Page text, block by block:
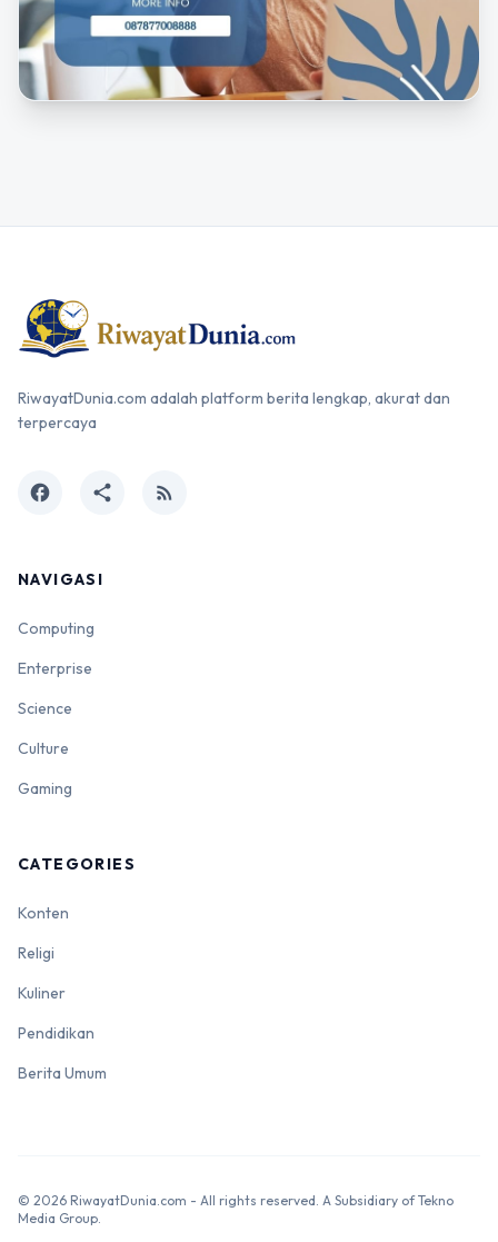
RiwayatDunia.com adalah platform berita lengkap, akurat dan
terpercaya
facebook share rss_feed
NAVIGASI
Computing
Enterprise
Science
Culture
Gaming
CATEGORIES
Konten
Religi
Kuliner
Pendidikan
Berita Umum
© 2026 RiwayatDunia.com - All rights reserved. A Subsidiary of Tekno
Media Group.